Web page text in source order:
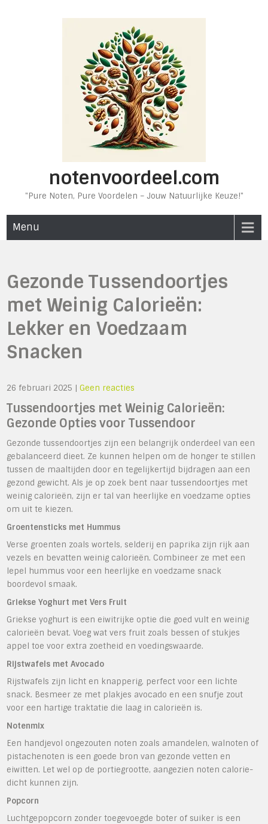
notenvoordeel.com
"Pure Noten, Pure Voordelen – Jouw Natuurlijke Keuze!"
Menu
Gezonde Tussendoortjes
met Weinig Calorieën:
Lekker en Voedzaam
Snacken
26 februari 2025 |Geen reacties
Tussendoortjes met Weinig Calorieën:
Gezonde Opties voor Tussendoor
Gezonde tussendoortjes zijn een belangrijk onderdeel van een
gebalanceerd dieet. Ze kunnen helpen om de honger te stillen
tussen de maaltijden door en tegelijkertijd bijdragen aan een
gezond gewicht. Als je op zoek bent naar tussendoortjes met
weinig calorieën, zijn er tal van heerlijke en voedzame opties
om uit te kiezen.
Groentensticks met Hummus
Verse groenten zoals wortels, selderij en paprika zijn rijk aan
vezels en bevatten weinig calorieën. Combineer ze met een
lepel hummus voor een heerlijke en voedzame snack
boordevol smaak.
Griekse Yoghurt met Vers Fruit
Griekse yoghurt is een eiwitrijke optie die goed vult en weinig
calorieën bevat. Voeg wat vers fruit zoals bessen of stukjes
appel toe voor extra zoetheid en voedingswaarde.
Rijstwafels met Avocado
Rijstwafels zijn licht en knapperig, perfect voor een lichte
snack. Besmeer ze met plakjes avocado en een snufje zout
voor een hartige traktatie die laag in calorieën is.
Notenmix
Een handjevol ongezouten noten zoals amandelen, walnoten of
pistachenoten is een goede bron van gezonde vetten en
eiwitten. Let wel op de portiegrootte, aangezien noten calorie-
dicht kunnen zijn.
Popcorn
Luchtgepopcorn zonder toegevoegde boter of suiker is een